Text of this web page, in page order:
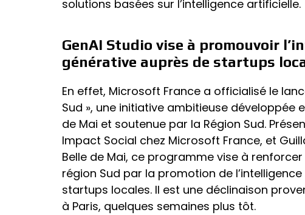
solutions basées sur l’intelligence artificielle.
GenAI Studio vise à promouvoir
générative auprès de startups
En effet, Microsoft France a officialisé le
Sud », une initiative ambitieuse développée
de Mai et soutenue par la Région Sud.
Impact Social chez Microsoft France, et
Belle de Mai, ce programme vise à
région Sud par la promotion de
startups locales. Il est une déclinaison
à Paris, quelques semaines plus tôt.